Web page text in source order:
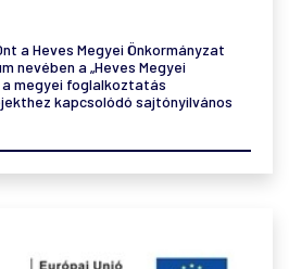
a Heves Megyei Önkormányzat
nevében a „Heves Megyei
megyei foglalkoztatás
kapcsolódó sajtónyilvános